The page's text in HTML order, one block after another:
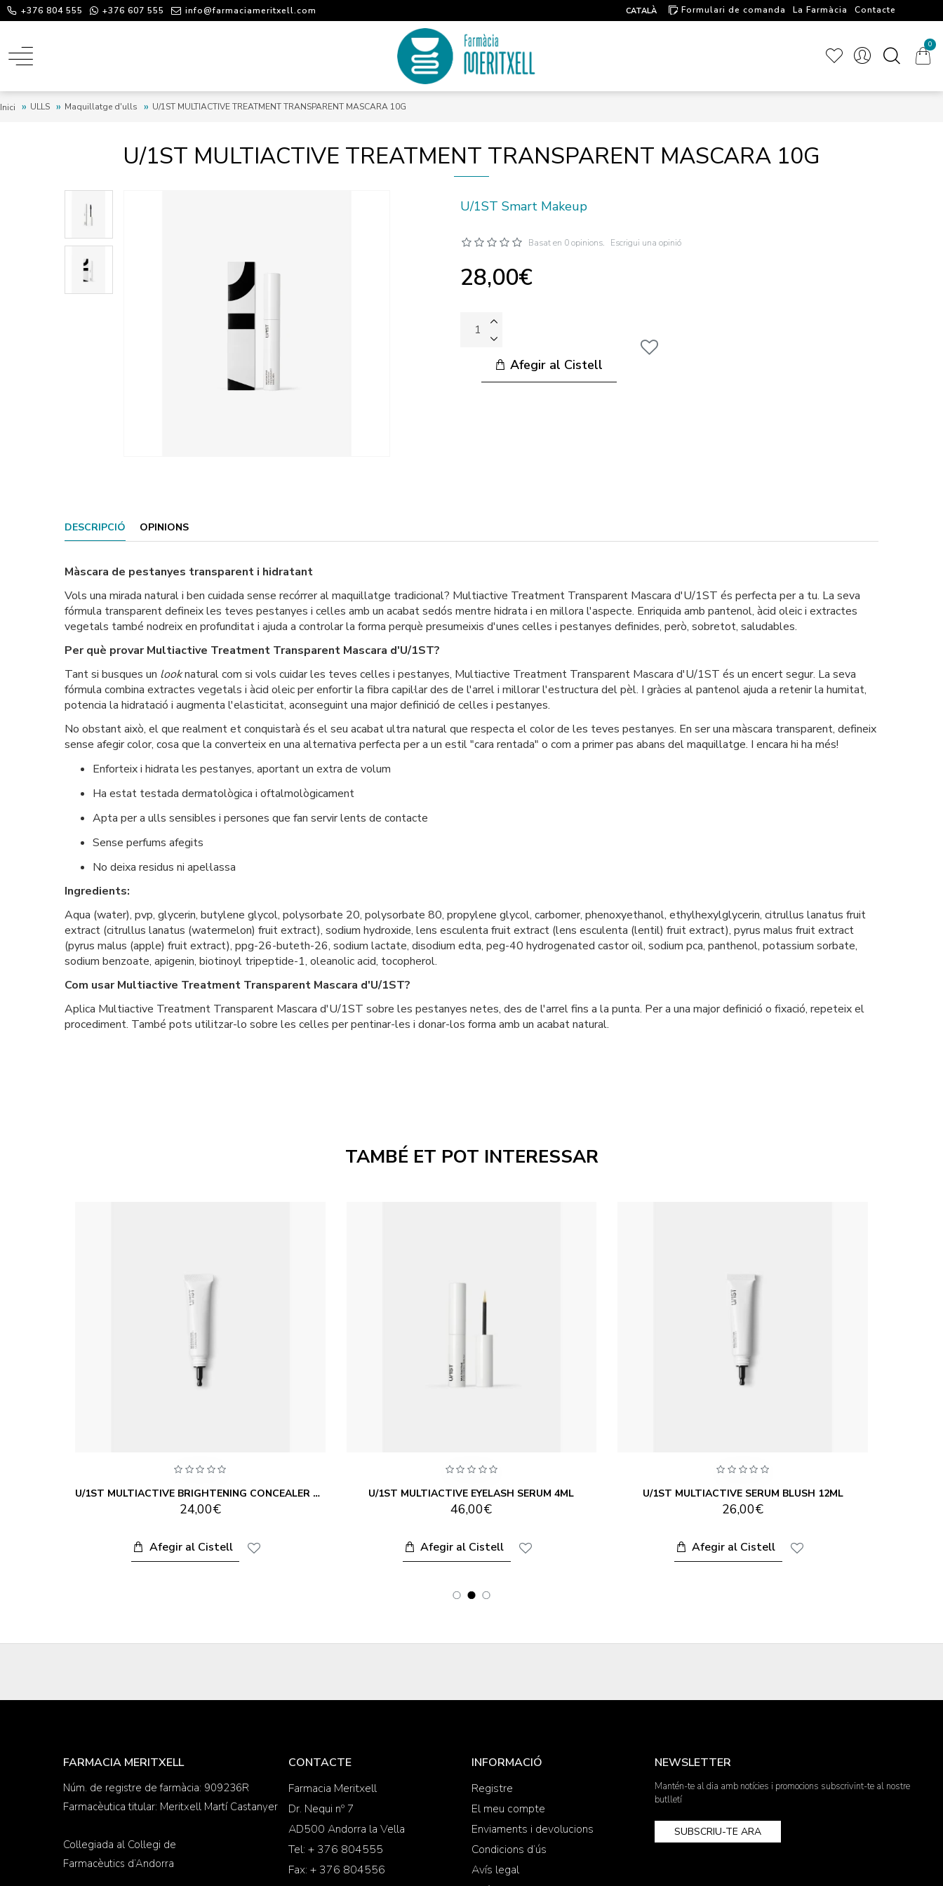
+376 804 555 +376 607 555 info@farmaciameritxell.com CATALÀ Formulari de comanda La Farmàcia
Contacte
0
Inici ULLS Maquillatge d'ulls U/1ST MULTIACTIVE TREATMENT TRANSPARENT MASCARA 10G
U/1ST MULTIACTIVE TREATMENT TRANSPARENT MASCARA 10G
U/1ST Smart Makeup
Basat en 0 opinions. Escrigui una opinió
28,00€
Afegir al Cistell
TAMBÉ ET POT INTERESSAR
U/1ST MULTIACTIVE BRIGHTENING CONCEALER 12ML
24,00€
Afegir al Cistell
U/1ST MULTIACTIVE EYELASH SERUM 4ML
46,00€
Afegir al Cistell
U/1ST MULTIACTIVE SERUM BLUSH 12ML
26,00€
Afegir al Cistell
DESCRIPCIÓ OPINIONS
Màscara de pestanyes transparent i hidratant
Vols una mirada natural i ben cuidada sense recórrer al maquillatge tradicional? Multiactive Treatment Transparent Mascara d'U/1ST és perfecta per a tu. La seva
fórmula transparent defineix les teves pestanyes i celles amb un acabat sedós mentre hidrata i en millora l'aspecte. Enriquida amb pantenol, àcid oleic i extractes
vegetals també nodreix en profunditat i ajuda a controlar la forma perquè presumeixis d'unes celles i pestanyes definides, però, sobretot, saludables.
Per què provar Multiactive Treatment Transparent Mascara d'U/1ST?
Tant si busques un looknatural com si vols cuidar les teves celles i pestanyes, Multiactive Treatment Transparent Mascara d'U/1ST és un encert segur. La seva
fórmula combina extractes vegetals i àcid oleic per enfortir la fibra capil·lar des de l'arrel i millorar l'estructura del pèl. I gràcies al pantenol ajuda a retenir la humitat,
potencia la hidratació i augmenta l'elasticitat, aconseguint una major definició de celles i pestanyes.
No obstant això, el que realment et conquistarà és el seu acabat ultra natural que respecta el color de les teves pestanyes. En ser una màscara transparent, defineix
sense afegir color, cosa que la converteix en una alternativa perfecta per a un estil "cara rentada" o com a primer pas abans del maquillatge. I encara hi ha més!
Enforteix i hidrata les pestanyes, aportant un extra de volum
Ha estat testada dermatològica i oftalmològicament
Apta per a ulls sensibles i persones que fan servir lents de contacte
Sense perfums afegits
No deixa residus ni apel·lassa
Ingredients:
Aqua (water), pvp, glycerin, butylene glycol, polysorbate 20, polysorbate 80, propylene glycol, carbomer, phenoxyethanol, ethylhexylglycerin, citrullus lanatus fruit
extract (citrullus lanatus (watermelon) fruit extract), sodium hydroxide, lens esculenta fruit extract (lens esculenta (lentil) fruit extract), pyrus malus fruit extract
(pyrus malus (apple) fruit extract), ppg-26-buteth-26, sodium lactate, disodium edta, peg-40 hydrogenated castor oil, sodium pca, panthenol, potassium sorbate,
sodium benzoate, apigenin, biotinoyl tripeptide-1, oleanolic acid, tocopherol.
Com usar Multiactive Treatment Transparent Mascara d'U/1ST?
Aplica Multiactive Treatment Transparent Mascara d'U/1ST sobre les pestanyes netes, des de l'arrel fins a la punta. Per a una major definició o fixació, repeteix el
procediment. També pots utilitzar-lo sobre les celles per pentinar-les i donar-los forma amb un acabat natural.
FARMACIA MERITXELL
Núm. de registre de farmàcia: 909236R
Farmacèutica titular: Meritxell Martí Castanyer
Col·legiada al Col·legi de
Farmacèutics d’Andorra
CONTACTE
Farmacia Meritxell
Dr. Nequi nº 7
AD500 Andorra la Vella
Tel: + 376 804555
Fax: + 376 804556
INFORMACIÓ
Registre
El meu compte
Enviaments i devolucions
Condicions d’ús
Avís legal
NEWSLETTER
Mantén-te al dia amb notícies i promocions subscrivint-te al nostre
butlletí
SUBSCRIU-TE ARA